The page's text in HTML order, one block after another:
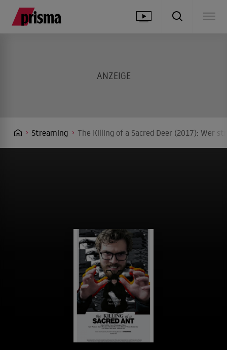
Streaming The Killing of a Sacred Deer (2017): Wer